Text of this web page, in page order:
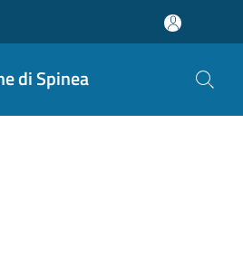
di Spinea